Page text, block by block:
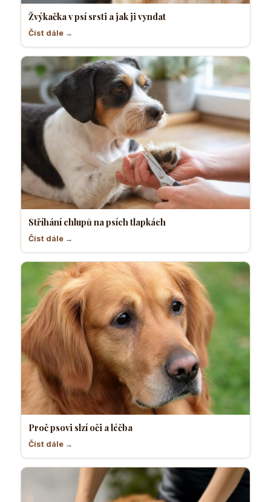
Žvýkačka v psí srsti a jak ji vyndat
Číst dále →
Stříhání chlupů na psích tlapkách
Číst dále →
Proč psovi slzí oči a léčba
Číst dále →